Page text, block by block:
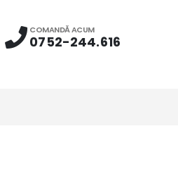
COMANDĂ ACUM
0752-244.616